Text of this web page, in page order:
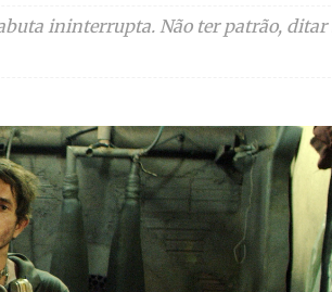
ininterrupta. Não ter patrão, ditar